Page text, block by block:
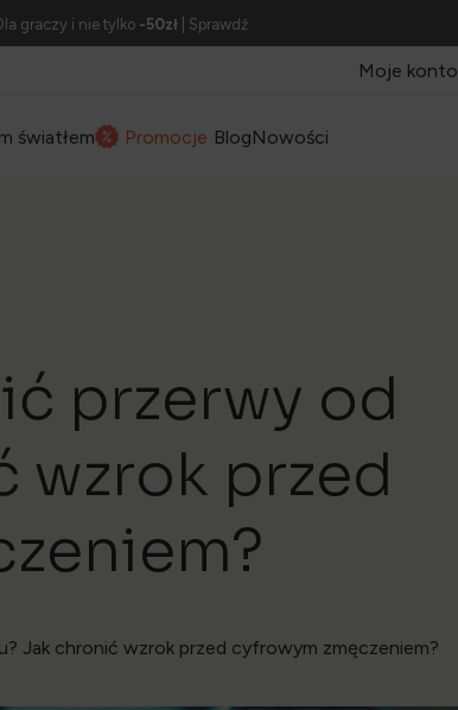
graczy i nie tylko -50zł| Sprawdź
Moje konto
światłem Promocje BlogNowości
przerwy od
wzrok przed
Jak chronić wzrok przed cyfrowym zmęczeniem?